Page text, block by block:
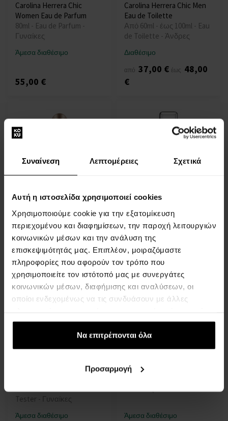
Συναίνεση Λεπτομέρειες Σχετικά
Αυτή η ιστοσελίδα χρησιμοποιεί cookies
Χρησιμοποιούμε cookie για την εξατομίκευση
περιεχομένου και διαφημίσεων, την παροχή λειτουργιών
κοινωνικών μέσων και την ανάλυση της
επισκεψιμότητάς μας. Επιπλέον, μοιραζόμαστε
πληροφορίες που αφορούν τον τρόπο που
χρησιμοποιείτε τον ιστότοπό μας με συνεργάτες
κοινωνικών μέσων, διαφήμισης και αναλύσεων, οι
οποίοι ενδεχομένως να τις συνδυάσουν με άλλες
έχουν συλλέξει σε σχέση με την από μέρους σας χρήση
των υπηρεσιών τους.Να επιτρέπονται όλα
Προσαρμογή
Carolina Herrera Chic
Women Eau de Parfum
80ml - Eau de Parfum -
Γυναίκες
Άμεσα διαθέσιμο
55,00 €
Carolina Herrera Chic Men
Eau de Toilette
Από 60ml - έως 100ml - Eau
de Toilette - Άνδρες
Διαθέσιμο
από 37,00 € έως 48,00
€
Carolina Herrera 212 Vip
80ml - Eau de Parfum -
Άμεσα διαθέσιμο
94,00 €
Tester
Tester - Άνδρες
Άμεσα διαθέσιμο
63,00 €
Summer Fragrance Eau de
Tester - Γυναίκες
Άμεσα διαθέσιμο
Deospray
Άμεσα διαθέσιμο